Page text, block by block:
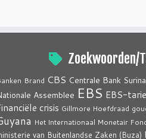
Zoekwoorden/
Brand CBS Centrale Bank
Assemblee EBS EBS-
crisis Gillmore Hoefdraad
Het Internationaal Monetair
van Buitenlandse Zaken (Buza)